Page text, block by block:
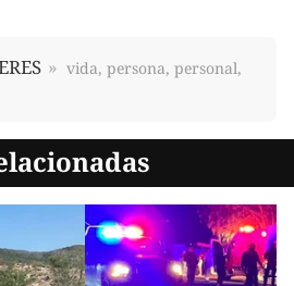
vida, persona, personal,